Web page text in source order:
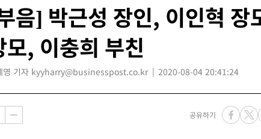
음] 박근성 장인, 이인혁 장
모, 이충희 부친
영 기자 kyyharry@businesspost.co.kr 2020-08-04 20:41:24
공유하기